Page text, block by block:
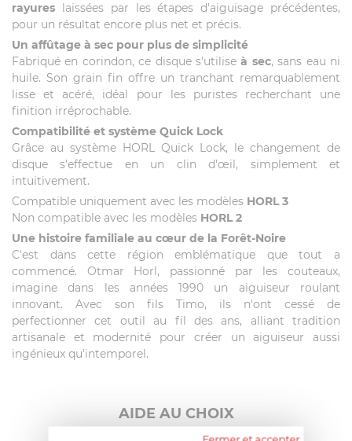
rayures laissées par les étapes d'aiguisage précédentes,
pour un résultat encore plus net et précis.
Un affûtage à sec pour plus de simplicité
Fabriqué en corindon, ce disque s'utiliseà sec, sans eau ni
huile. Son grain fin offre un tranchant remarquablement
lisse et acéré, idéal pour les puristes recherchant une
finition irréprochable.
Compatibilité et système Quick Lock
Grâce au système HORL Quick Lock, le changement de
disque s'effectue en un clin d'œil, simplement et
intuitivement.
Compatible uniquement avec les modèles HORL 3
Non compatible avec les modèles HORL 2
Une histoire familiale au cœur de la Forêt-Noire
C'est dans cette région emblématique que tout a
commencé. Otmar Horl, passionné par les couteaux,
imagine dans les années 1990 un aiguiseur roulant
innovant. Avec son fils Timo, ils n'ont cessé de
perfectionner cet outil au fil des ans, alliant tradition
artisanale et modernité pour créer un aiguiseur aussi
ingénieux qu'intemporel.
AIDE AU CHOIX